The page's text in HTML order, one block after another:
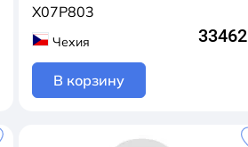
X07P803
Чехия 33462
В корзину